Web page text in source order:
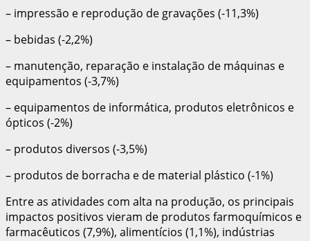
– impressão e reprodução de gravações (-11,3%)
– bebidas (-2,2%)
– manutenção, reparação e instalação de máquinas e
equipamentos (-3,7%)
– equipamentos de informática, produtos eletrônicos e
ópticos (-2%)
– produtos diversos (-3,5%)
– produtos de borracha e de material plástico (-1%)
Entre as atividades com alta na produção, os principais
impactos positivos vieram de produtos farmoquímicos e
farmacêuticos (7,9%), alimentícios (1,1%), indústrias